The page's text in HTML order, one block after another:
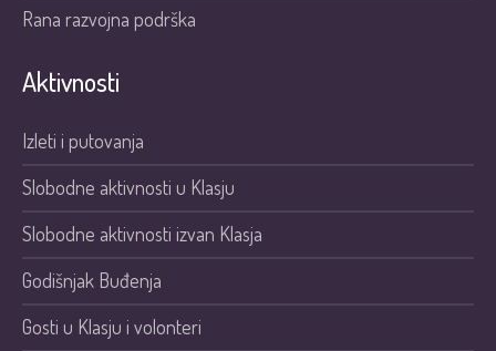
Rana razvojna podrška
Aktivnosti
Izleti i putovanja
Slobodne aktivnosti u Klasju
Slobodne aktivnosti izvan Klasja
Godišnjak Buđenja
Gosti u Klasju i volonteri